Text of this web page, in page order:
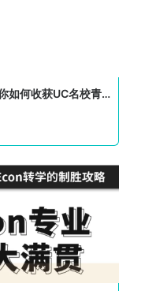
UC Berkeley只要她！De Anza学姐教你如何收获UC名校青睐！